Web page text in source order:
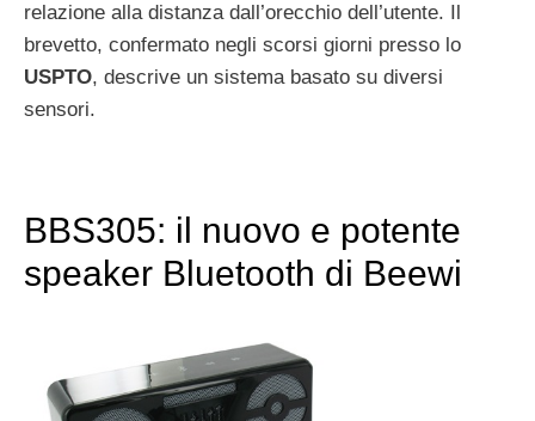
relazione alla distanza dall’orecchio dell’utente. Il
brevetto, confermato negli scorsi giorni presso lo
USPTO, descrive un sistema basato su diversi
sensori.
BBS305: il nuovo e potente
speaker Bluetooth di Beewi